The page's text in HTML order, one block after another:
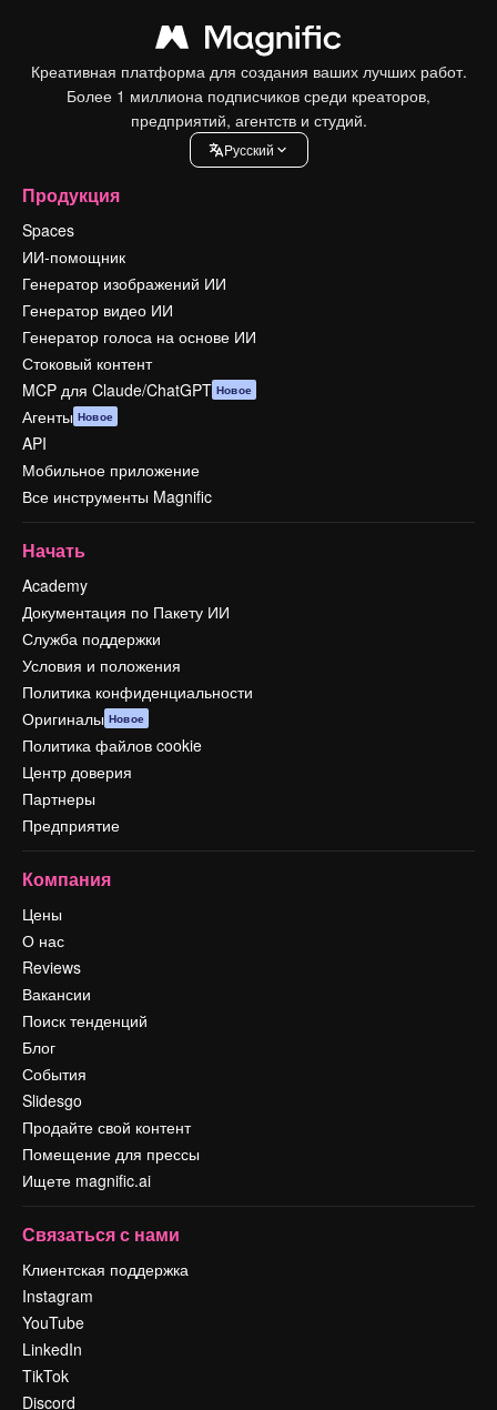
Креативная платформа для создания ваших лучших работ.
Более 1 миллиона подписчиков среди креаторов,
предприятий, агентств и студий.
Pусский
Продукция
Spaces
ИИ-помощник
Генератор изображений ИИ
Генератор видео ИИ
Генератор голоса на основе ИИ
Стоковый контент
MCP для Claude/ChatGPT Новое
Агенты Новое
API
Мобильное приложение
Все инструменты Magnific
Начать
Academy
Документация по Пакету ИИ
Служба поддержки
Условия и положения
Политика конфиденциальности
Оригиналы Новое
Политика файлов cookie
Центр доверия
Партнеры
Предприятие
Компания
Цены
О нас
Reviews
Вакансии
Поиск тенденций
Блог
События
Slidesgo
Продайте свой контент
Помещение для прессы
Ищете magnific.ai
Связаться с нами
Клиентская поддержка
Instagram
YouTube
LinkedIn
TikTok
Discord